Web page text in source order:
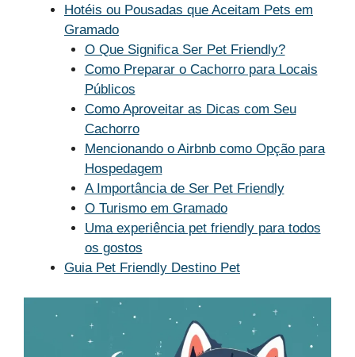
Hotéis ou Pousadas que Aceitam Pets em
Gramado
O Que Significa Ser Pet Friendly?
Como Preparar o Cachorro para Locais
Públicos
Como Aproveitar as Dicas com Seu
Cachorro
Mencionando o Airbnb como Opção para
Hospedagem
A Importância de Ser Pet Friendly
O Turismo em Gramado
Uma experiência pet friendly para todos
os gostos
Guia Pet Friendly Destino Pet